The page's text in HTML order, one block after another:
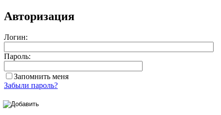
Авторизация
Логин:
Пароль:
Запомнить меня
Забыли пароль?